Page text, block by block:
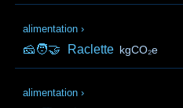
alimentation ›
🧀🧑‍🤝‍ Raclette kgCO₂e
alimentation ›